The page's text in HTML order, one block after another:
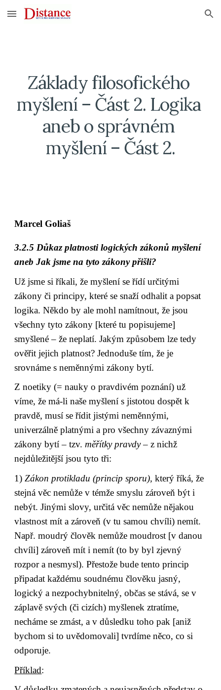
Skip to main content Skip to navigation
Základy filosofického
myšlení – Část 2. Logika
aneb o správném
myšlení – Část 2.
Marcel Goliaš
3.2.5 Důkaz platnosti logických zákonů myšlení
aneb Jak jsme na tyto zákony přišli?
Už jsme si říkali, že myšlení se řídí určitými
zákony či principy, které se snaží odhalit a popsat
logika. Někdo by ale mohl namítnout, že jsou
všechny tyto zákony [které tu popisujeme]
smyšlené – že neplatí. Jakým způsobem lze tedy
ověřit jejich platnost? Jednoduše tím, že je
srovnáme s neměnnými zákony bytí.
Z noetiky (= nauky o pravdivém poznání) už
víme, že má-li naše myšlení s jistotou dospět k
pravdě, musí se řídit jistými neměnnými,
univerzálně platnými a pro všechny závaznými
zákony bytí – tzv. měřítky pravdy – z nichž
nejdůležitější jsou tyto tři:
1) Zákon protikladu (princip sporu), který říká, že
stejná věc nemůže v témže smyslu zároveň být i
nebýt. Jinými slovy, určitá věc nemůže nějakou
vlastnost mít a zároveň (v tu samou chvíli) nemít.
Např. moudrý člověk nemůže moudrost [v danou
chvíli] zároveň mít i nemít (to by byl zjevný
rozpor a nesmysl). Přestože bude tento princip
připadat každému soudnému člověku jasný,
logický a nezpochybnitelný, občas se stává, se v
záplavě svých (či cizích) myšlenek ztratíme,
necháme se zmást, a v důsledku toho pak [aniž
bychom si to uvědomovali] tvrdíme něco, co si
odporuje.
Příklad: